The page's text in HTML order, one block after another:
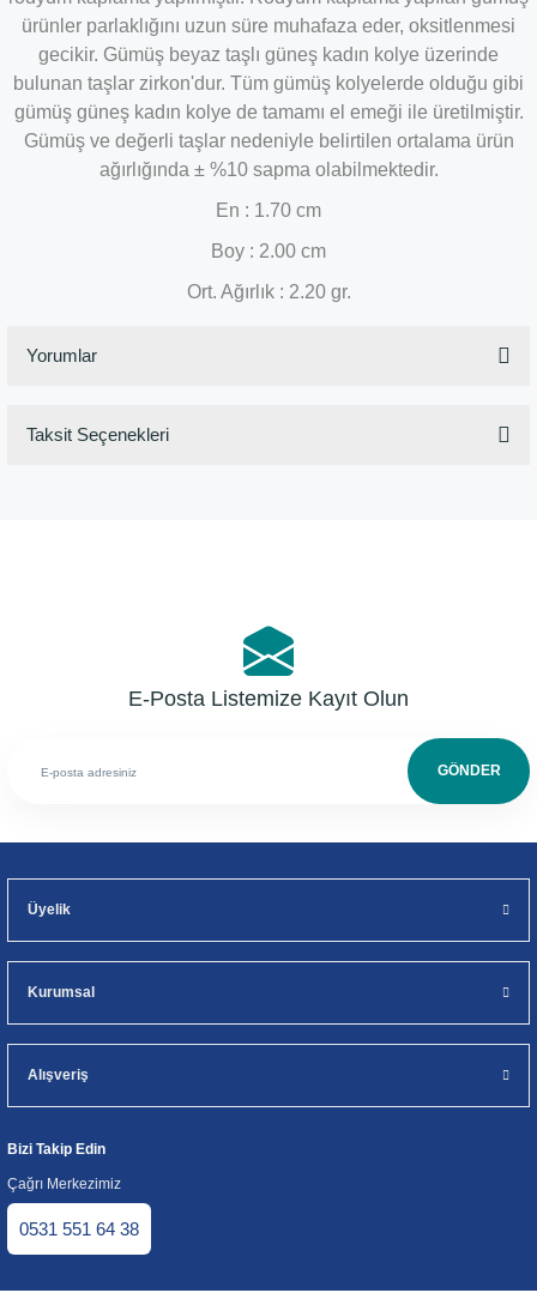
ürünler parlaklığını uzun süre muhafaza eder, oksitlenmesi
gecikir. Gümüş beyaz taşlı güneş kadın kolye üzerinde
bulunan taşlar zirkon'dur. Tüm gümüş kolyelerde olduğu gibi
gümüş güneş kadın kolye de tamamı el emeği ile üretilmiştir.
Gümüş ve değerli taşlar nedeniyle belirtilen ortalama ürün
ağırlığında ± %10 sapma olabilmektedir.
En : 1.70 cm
Boy : 2.00 cm
Ort. Ağırlık : 2.20 gr.
Yorumlar
Taksit Seçenekleri
E-Posta Listemize Kayıt Olun
GÖNDER
Üyelik
Kurumsal
Alışveriş
Bizi Takip Edin
Çağrı Merkezimiz
0531 551 64 38